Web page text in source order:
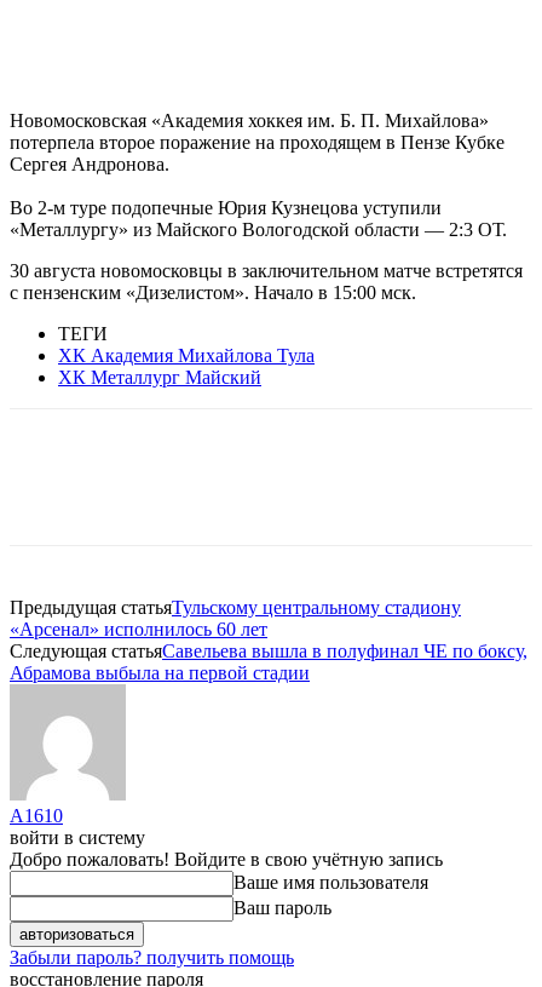
Новомосковская «Академия хоккея им. Б. П. Михайлова»
потерпела второе поражение на проходящем в Пензе Кубке
Сергея Андронова.
Во 2-м туре подопечные Юрия Кузнецова уступили
«Металлургу» из Майского Вологодской области — 2:3 ОТ.
30 августа новомосковцы в заключительном матче встретятся
с пензенским «Дизелистом». Начало в 15:00 мск.
ТЕГИ
ХК Академия Михайлова Тула
ХК Металлург Майский
Предыдущая статьяТульскому центральному стадиону
«Арсенал» исполнилось 60 лет
Следующая статьяСавельева вышла в полуфинал ЧЕ по боксу,
Абрамова выбыла на первой стадии
A1610
войти в систему
Добро пожаловать! Войдите в свою учётную запись
Ваше имя пользователя
Ваш пароль
Забыли пароль? получить помощь
восстановление пароля